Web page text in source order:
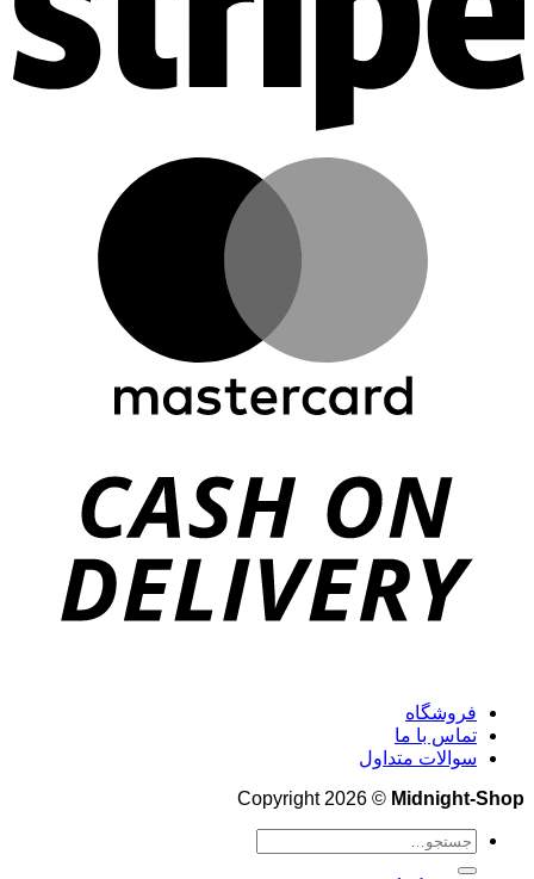
فروشگاه
تماس با ما
سوالات متداول
Copyright 2026 © Midnight-Shop
جستجو
برای: